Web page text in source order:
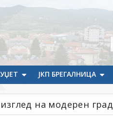
ЈКП БРЕГАЛНИЦА
на модерен град